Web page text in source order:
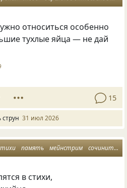
относиться особенно
тухлые яйца — не дай
15
31 июл 2026
память мейнстрим сочинительство
в стихи,